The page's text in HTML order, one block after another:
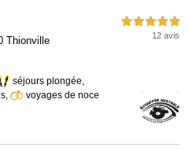
Thionville
5,0 étoiles sur 5
12 avis
séjours plongée,
, voyages de noce